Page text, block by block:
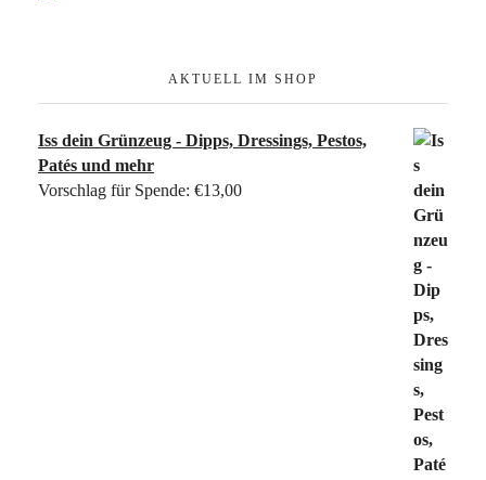
AKTUELL IM SHOP
Iss dein Grünzeug - Dipps, Dressings, Pestos,
Patés und mehr
Vorschlag für Spende: €13,00